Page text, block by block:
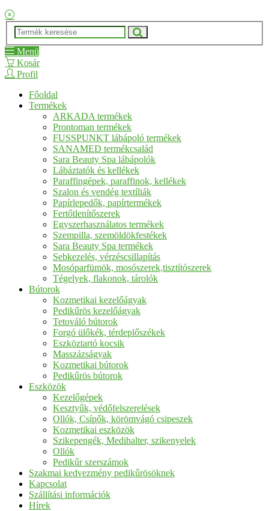
Menü
Kosár
Profil
Főoldal
Termékek
ARKADA termékek
Prontoman termékek
FUSSPUNKT lábápoló termékek
SANAMED termékcsalád
Sara Beauty Spa lábápolók
Lábáztatók és kellékek
Paraffingépek, paraffinok, kellékek
Szalon és vendég textíliák
Papírlepedők, papírtermékek
Fertőtlenítőszerek
Egyszerhasználatos termékek
Szempilla, szemöldökfestékek
Sara Beauty Spa termékek
Sebkezelés, vérzéscsillapítás
Mosóparfümök, mosószerek,tisztítószerek
Tégelyek, flakonok, tárolók
Bútorok
Kozmetikai kezelőágyak
Pedikűrös kezelőágyak
Tetováló bútorok
Forgó ülőkék, térdeplőszékek
Eszköztartó kocsik
Masszázságyak
Kozmetikai bútorok
Pedikűrös bútorok
Eszközök
Kezelőgépek
Kesztyűk, védőfelszerelések
Ollók, Csípők, körömvágó csipeszek
Kozmetikai eszközök
Szikepengék, Medihalter, szikenyelek
Ollók
Pedikűr szerszámok
Szakmai kedvezmény pedikűrösöknek
Kapcsolat
Szállítási információk
Hírek